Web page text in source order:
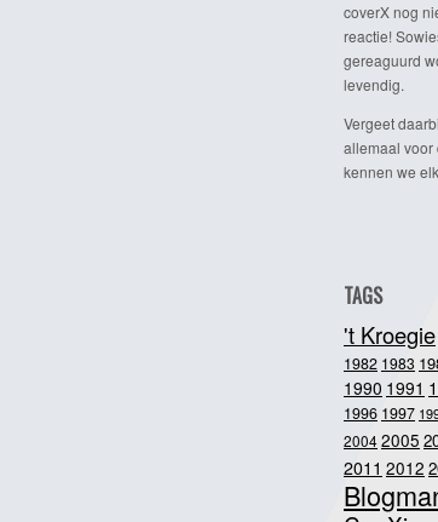
coverX nog
reactie!
gereaguurd
levendig.
Vergeet
allemaal voor
kennen we
TAGS
't Kroegie
1982 1983
1990 1991
1996 1997
20042005
2011 2012